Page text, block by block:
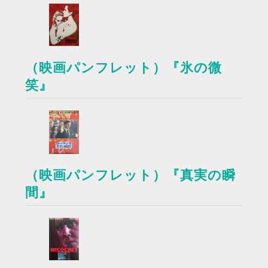
（映画パンフレット）『氷の微
笑』
（映画パンフレット）『真実の瞬
間』